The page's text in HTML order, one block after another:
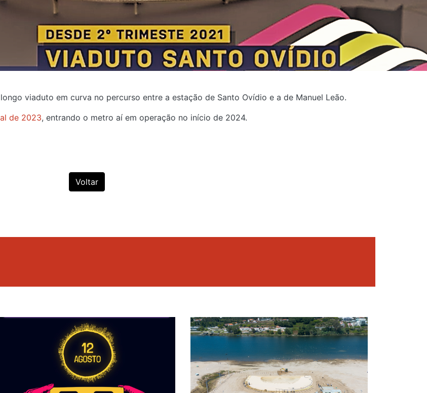
viaduto em curva no percurso entre a estação de Santo Ovídio e a de Manuel Leão.
de 2023, entrando o metro aí em operação no início de 2024.
Voltar